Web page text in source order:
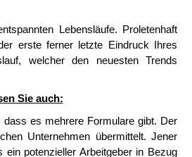
Lebensläufe. Proletenhaft
erste ferner letzte Eindruck Ihres
welcher den neuesten Trends
Sie auch:
es mehrere Formulare gibt. Der
Unternehmen übermittelt. Jener
potenzieller Arbeitgeber in Bezug